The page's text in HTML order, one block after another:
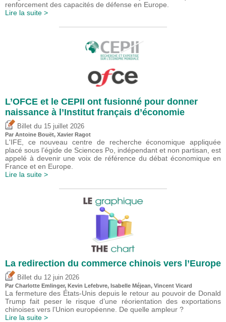
renforcement des capacités de défense en Europe.
Lire la suite >
L’OFCE et le CEPII ont fusionné pour donner
naissance à l’Institut français d’économie
Billet du 15 juillet 2026
Par Antoine Bouët, Xavier Ragot
L'IFE, ce nouveau centre de recherche économique appliquée
placé sous l’égide de Sciences Po, indépendant et non partisan, est
appelé à devenir une voix de référence du débat économique en
France et en Europe.
Lire la suite >
La redirection du commerce chinois vers l’Europe
Billet du 12 juin 2026
Par Charlotte Emlinger, Kevin Lefebvre, Isabelle Méjean, Vincent Vicard
La fermeture des États-Unis depuis le retour au pouvoir de Donald
Trump fait peser le risque d’une réorientation des exportations
chinoises vers l’Union européenne. De quelle ampleur ?
Lire la suite >